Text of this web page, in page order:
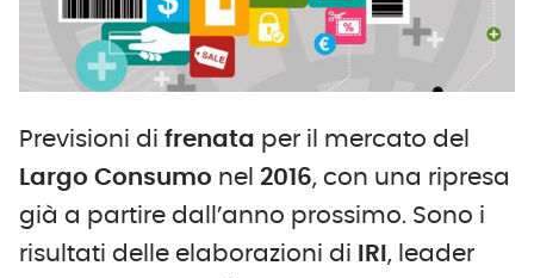
Previsioni di frenata per il mercato del
Largo Consumo nel 2016, con una ripresa
già a partire dall’anno prossimo. Sono i
risultati delle elaborazioni di
IRI , leader